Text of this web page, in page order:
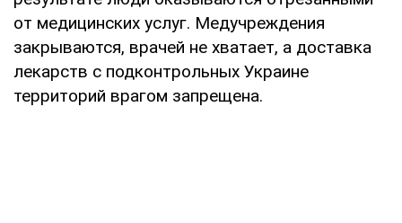
от медицинских услуг. Медучреждения
закрываются, врачей не хватает, а доставка
лекарств с подконтрольных Украине
территорий врагом запрещена.